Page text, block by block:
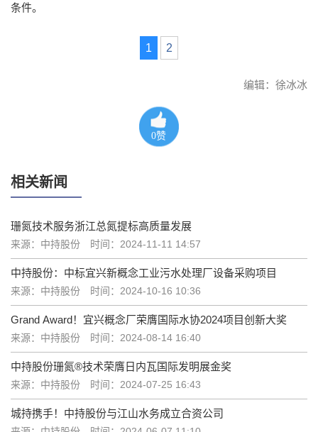
条件。
1 2
编辑：徐冰冰
0赞
相关新闻
珊氮技术服务浙江总氮提标高质量发展
来源：中持股份 时间：2024-11-11 14:57
中持股份：中标宜兴新概念工业污水处理厂设备采购项目
来源：中持股份 时间：2024-10-16 10:36
Grand Award！宜兴概念厂荣膺国际水协2024项目创新大奖
来源：中持股份 时间：2024-08-14 16:40
中持股份珊氮®技术荣膺日内瓦国际发明展金奖
来源：中持股份 时间：2024-07-25 16:43
城持携手！中持股份与江山水务成立合资公司